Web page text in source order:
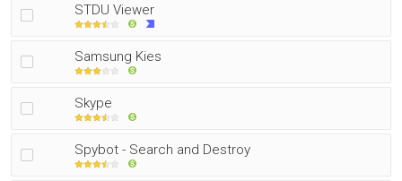
STDU Viewer
Samsung Kies
Skype
Spybot - Search and Destroy